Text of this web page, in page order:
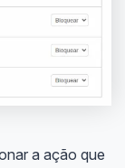
a ação que